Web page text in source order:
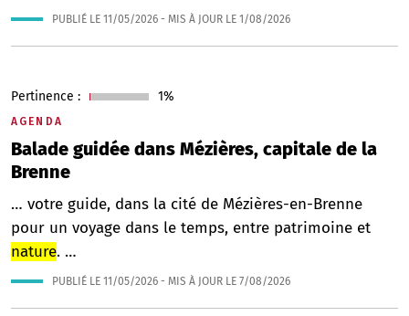
PUBLIÉ LE 11/05/2026 - MIS À JOUR LE 1/08/2026
AGENDA
Balade guidée dans Mézières, capitale de la
Brenne
Pertinence : 1%
… votre guide, dans la cité de Mézières-en-Brenne
pour un voyage dans le temps, entre patrimoine et
nature. …
PUBLIÉ LE 11/05/2026 - MIS À JOUR LE 7/08/2026